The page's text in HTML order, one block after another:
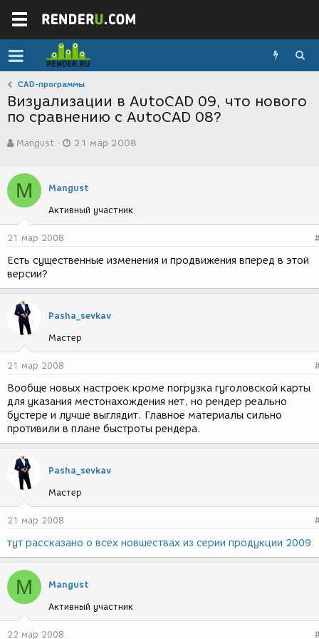
CAD-программы
Визуализации в АutoCAD 09, что нового
по сравнению с AutoCAD 08?
в
о
р
т
е
м
ы
Mangust
а
с
з
д
и
21 мар 2008
M Mangust
Активный участник
21 мар 2008
Есть существенные изменения и продвижения вперед в этой
версии?
Pasha_sevkav
Мастер
21 мар 2008
Вообще новых настроек кроме погрузка гуголовской карты
для указания местонахождения нет, но рендер реально
бустере и лучше выглядит. Главное материалы сильно
противили в плане быстроты рендера.
Pasha_sevkav
Мастер
21 мар 2008
тут рассказано о всех новшествах из серии продукции 2009
M Mangust
Активный участник
22 мар 2008